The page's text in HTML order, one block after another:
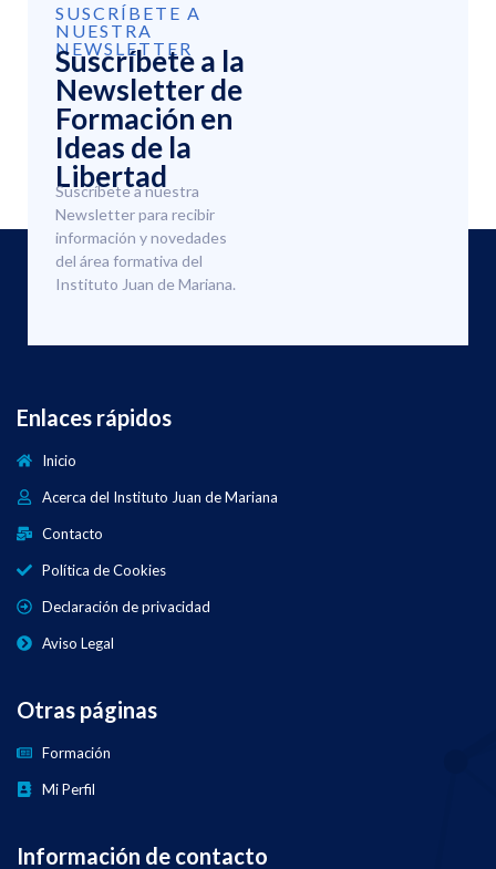
SUSCRÍBETE A
NUESTRA
NEWSLETTER
Suscríbete a la
Newsletter de
Formación en
Ideas de la
Libertad
Suscríbete a nuestra
Newsletter para recibir
información y novedades
del área formativa del
Instituto Juan de Mariana.
Enlaces rápidos
Inicio
Acerca del Instituto Juan de Mariana
Contacto
Política de Cookies
Declaración de privacidad
Aviso Legal
Otras páginas
Formación
Mi Perfil
Información de contacto